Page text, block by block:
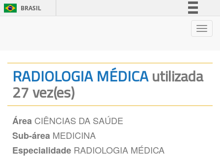
BRASIL
Legislação
RADIOLOGIA MÉDICAutilizada
27 vez(es)
Área CIÊNCIAS DA SAÚDE
Sub-área MEDICINA
Especialidade RADIOLOGIA MÉDICA